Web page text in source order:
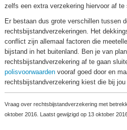
zelfs een extra verzekering hiervoor af te
Er bestaan dus grote verschillen tussen
rechtsbijstandverzekeringen. Het
conflict zijn allemaal factoren die
bijstand in het buitenland. Ben je van
rechtsbijstandverzekering af te gaan
polisvoorwaarden vooraf goed door en
rechtsbijstandverzekering kiest die bij jou
Vraag over rechtsbijstandverzekering met
oktober 2016. Laatst gewijzigd op 13 oktober